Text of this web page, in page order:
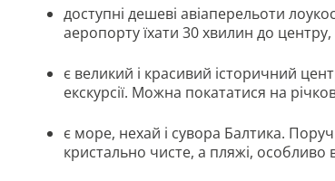
доступні дешеві авіаперельоти
аеропорту їхати 30 хвилин до
є великий і красивий історичний
екскурсії. Можна покататися на
є море, нехай і сувора Балтика.
кристально чисте, а пляжі, особливо